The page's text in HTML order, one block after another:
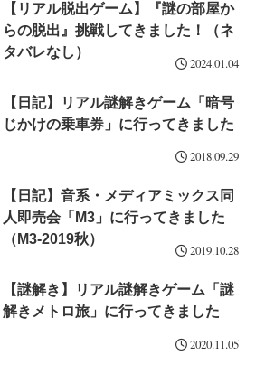
【リアル脱出ゲーム】『謎の部屋か
らの脱出』挑戦してきました！（ネ
タバレなし）
2024.01.04
【日記】リアル謎解きゲーム「暗号
じかけの乗車券」に行ってきました
2018.09.29
【日記】音系・メディアミックス同
人即売会「M3」に行ってきました
（M3-2019秋）
2019.10.28
【謎解き】リアル謎解きゲーム「謎
解きメトロ旅」に行ってきました
2020.11.05